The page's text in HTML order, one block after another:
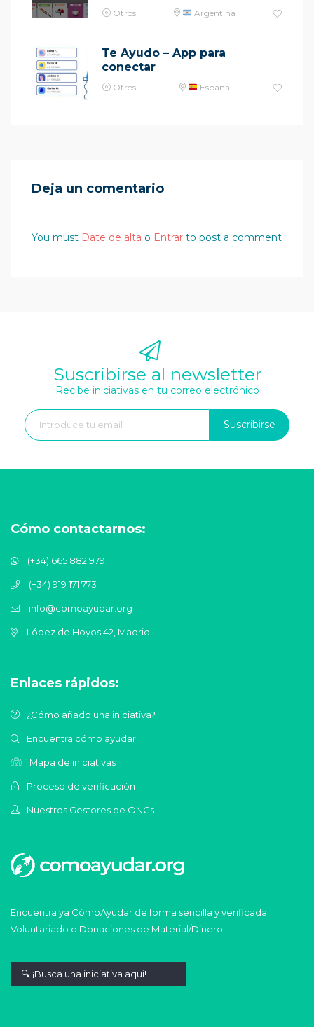
Otros Argentina
Te Ayudo – App para
conectar
Otros España
Deja un comentario
You must Date de alta o Entrar to post a comment
Suscribirse al newsletter
Recibe iniciativas en tu correo electrónico
Suscribirse
Cómo contactarnos:
(+34) 665 882 979
(+34) 919 171 773
info@comoayudar.org
López de Hoyos 42, Madrid
Enlaces rápidos:
¿Cómo añado una iniciativa?
Encuentra cómo ayudar
Mapa de iniciativas
Proceso de verificación
Nuestros Gestores de ONGs
Encuentra ya CómoAyudar de forma sencilla y verificada:
Voluntariado o Donaciones de Material/Dinero